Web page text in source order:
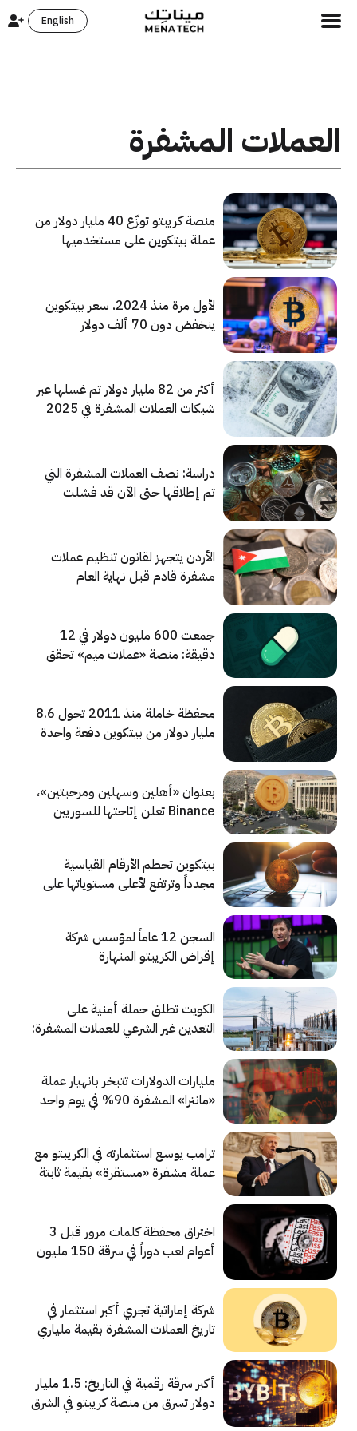
English
العملات المشفرة
منصة كريبتو توزّع 40 مليار دولار من
عملة بيتكوين على مستخدميها
لأول مرة منذ 2024، سعر بيتكوين
ينخفض دون 70 ألف دولار
أكثر من 82 مليار دولار تم غسلها عبر
شبكات العملات المشفرة في 2025
دراسة: نصف العملات المشفرة التي
تم إطلاقها حتى الآن قد فشلت
الأردن يتجهز لقانون تنظيم عملات
مشفرة قادم قبل نهاية العام
جمعت 600 مليون دولار في 12
دقيقة: منصة «عملات ميم» تحقق
محفظة خاملة منذ 2011 تحول 8.6
مليار دولار من بيتكوين دفعة واحدة
بعنوان «أهلين وسهلين ومرحبتين»،
Binance تعلن إتاحتها للسوريين
بيتكوين تحطم الأرقام القياسية
مجدداً وترتفع لأعلى مستوياتها على
السجن 12 عاماً لمؤسس شركة
إقراض الكريبتو المنهارة
الكويت تطلق حملة أمنية على
التعدين غير الشرعي للعملات المشفرة:
مليارات الدولارات تتبخر بانهيار عملة
«مانترا» المشفرة 90% في يوم واحد
ترامب يوسع استثمارته في الكريبتو مع
عملة مشفرة «مستقرة» بقيمة ثابتة
اختراق محفظة كلمات مرور قبل 3
أعوام لعب دوراً في سرقة 150 مليون
شركة إماراتية تجري أكبر استثمار في
تاريخ العملات المشفرة بقيمة ملياري
أكبر سرقة رقمية في التاريخ: 1.5 مليار
دولار تسرق من منصة كريبتو في الشرق